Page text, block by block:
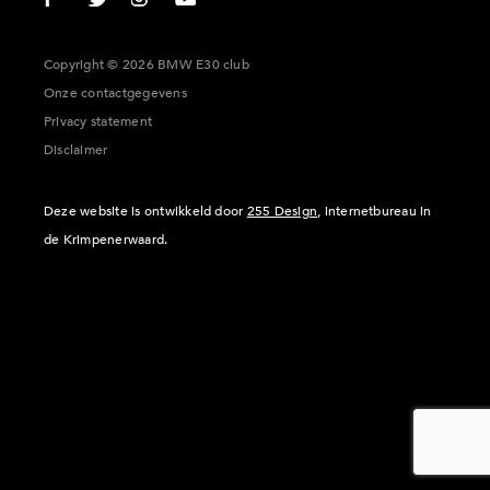
Copyright © 2026 BMW E30 club
Onze contactgegevens
Privacy statement
Disclaimer
Deze website is ontwikkeld door 255 Design, internetbureau in
de Krimpenerwaard.